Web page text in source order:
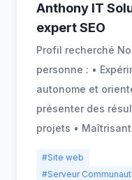
Anthony IT
expert SEO
Profil recherché
personne : •
autonome et
présenter des
projets •
#Site web
#Serveur